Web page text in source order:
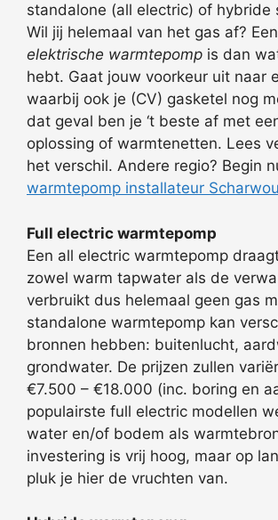
standalone (all electric) of hybride
Wil jij helemaal van het gas af? Een
elektrische warmtepomp is dan
hebt. Gaat jouw voorkeur uit naar
waarbij ook je (CV) gasketel nog
dat geval ben je ‘t beste af met
oplossing of warmtenetten. Lees
het verschil. Andere regio? Begin
warmtepomp installateur
Full electric warmtepomp
Een all electric warmtepomp
zowel warm tapwater als de
verbruikt dus helemaal geen gas
standalone warmtepomp kan
bronnen hebben: buitenlucht,
grondwater. De prijzen zullen
€7.500 – €18.000 (inc. boring en
populairste full electric modellen
water en/of bodem als
investering is vrij hoog, maar op
pluk je hier de vruchten van.